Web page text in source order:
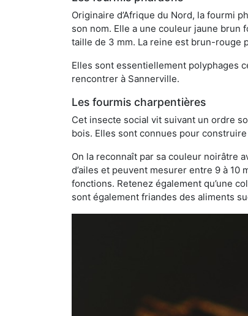
Originaire d’Afrique du Nord, la fourmi
son nom. Elle a une couleur jaune brun
taille de 3 mm. La reine est brun-rouge
Elles sont essentiellement polyphages
rencontrer à Sannerville.
Les fourmis charpentières
Cet insecte social vit suivant un ordre
bois. Elles sont connues pour
On la reconnaît par sa couleur noirâtre
d’ailes et peuvent mesurer entre 9 à
fonctions. Retenez également qu’une
sont également friandes des aliments